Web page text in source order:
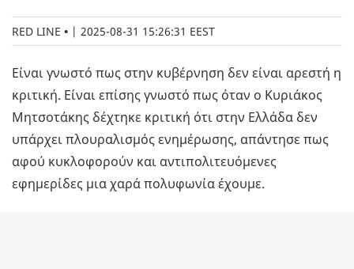
RED LINE | 2025-08-31 15:26:31 EEST
Είναι γνωστό πως στην κυβέρνηση δεν είναι αρεστή η
κριτική. Είναι επίσης γνωστό πως όταν ο Κυριάκος
Μητσοτάκης δέχτηκε κριτική ότι στην Ελλάδα δεν
υπάρχει πλουραλισμός ενημέρωσης, απάντησε πως
αφού κυκλοφορούν και αντιπολιτευόμενες
εφημερίδες μια χαρά πολυφωνία έχουμε.